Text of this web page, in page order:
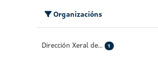
Organizacións
Dirección Xeral de... 1